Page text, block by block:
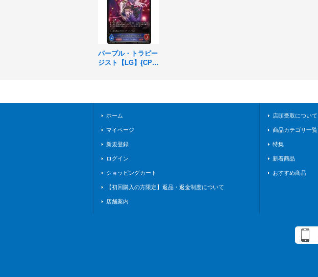
パープル・トラピー
ジスト【LG】{CP03
ホーム
マイページ
新規登録
ログイン
ショッピングカート
【初回購入の方限定】返品・返金制度について
店舗案内
店頭受取について
商品カテゴリ一覧
特集
新着商品
おすすめ商品